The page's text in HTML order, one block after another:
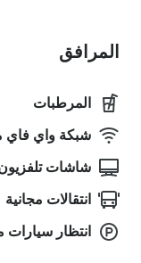
المرافق
المرطبات
شبكة واي فاي
شاشات
انتقالات مجانية
انتظار سيارات